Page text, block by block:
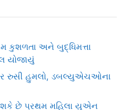
કુશળતા અને બુદ્ધિમત્તા
યોજાયું
રુસી હુમલો, ડબલ્યુએચઓના
શકે છે પ્રથમ મહિલા યુએન